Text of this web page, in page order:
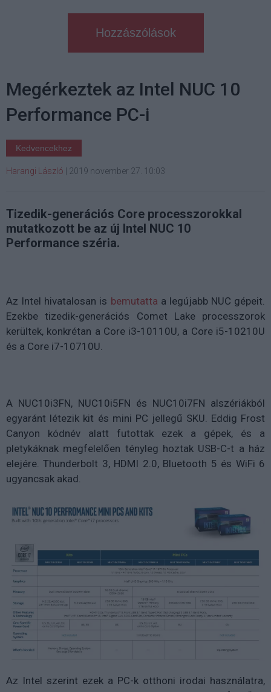
Hozzászólások
Megérkeztek az Intel NUC 10
Performance PC-i
Kedvencekhez
Harangi László 2019 november 27. 10:03
Tizedik-generációs Core processzorokkal
mutatkozott be az új Intel NUC 10
Performance széria.
Az Intel hivatalosan is bemutatta a legújabb NUC gépeit.
Ezekbe tizedik-generációs Comet Lake processzorok
kerültek, konkrétan a Core i3-10110U, a Core i5-10210U
és a Core i7-10710U.
A NUC10i3FN, NUC10i5FN és NUC10i7FN alszériákból
egyaránt létezik kit és mini PC jellegű SKU. Eddig Frost
Canyon kódnév alatt futottak ezek a gépek, és a
pletykáknak megfelelően tényleg hoztak USB-C-t a ház
elejére. Thunderbolt 3, HDMI 2.0, Bluetooth 5 és WiFi 6
ugyancsak akad.
Az Intel szerint ezek a PC-k otthoni irodai használatra,